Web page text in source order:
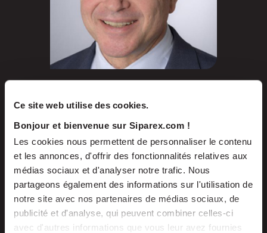
Ce site web utilise des cookies.
Bonjour et bienvenue sur Siparex.com !
Les cookies nous permettent de personnaliser le contenu
et les annonces, d'offrir des fonctionnalités relatives aux
médias sociaux et d'analyser notre trafic. Nous
partageons également des informations sur l'utilisation de
notre site avec nos partenaires de médias sociaux, de
publicité et d'analyse, qui peuvent combiner celles-ci
avec d'autres informations que vous leur avez fournies
Tomaso BARBINI